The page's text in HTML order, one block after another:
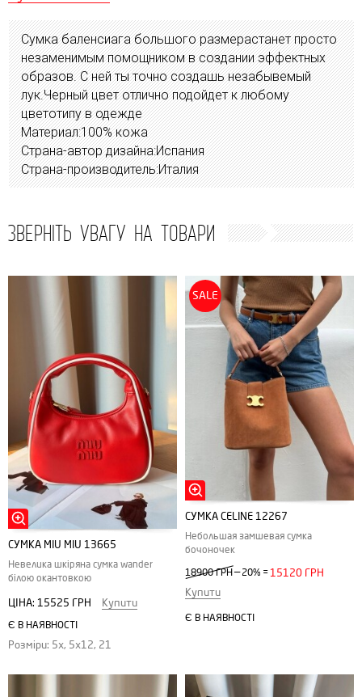
Сумка баленсиага большого размерастанет просто
незаменимым помощником в создании эффектных
образов. С ней ты точно создашь незабывемый
лук.Черный цвет отлично подойдет к любому
цветотипу в одежде
Материал:100% кожа
Страна-автор дизайна:Испания
Страна-производитель:Италия
ЗВЕРНІТЬ УВАГУ НА ТОВАРИ
СУМКА MIU MIU 13665
Невелика шкіряна сумка wander
білою окантовкою
ЦІНА: 15525 ГРН Купити
Є В НАЯВНОСТІ
Розміри: 5x, 5x12, 21
SALE
СУМКА CELINE 12267
Небольшая замшевая сумка
бочоночек
18900 ГРН — 20% = 15120 ГРН
Купити
Є В НАЯВНОСТІ